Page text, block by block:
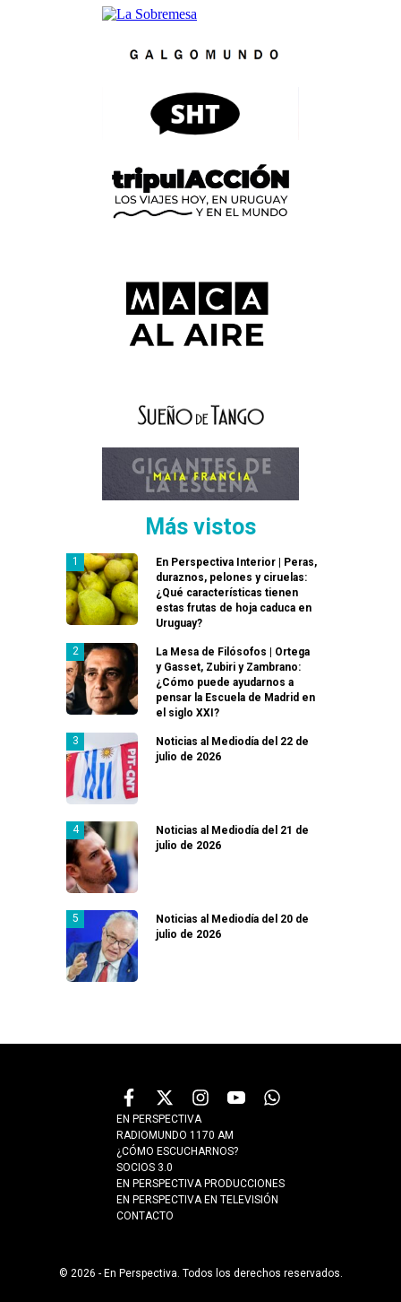
Más vistos
En Perspectiva Interior | Peras,
duraznos, pelones y ciruelas:
¿Qué características tienen
estas frutas de hoja caduca en
Uruguay?
La Mesa de Filósofos | Ortega
y Gasset, Zubiri y Zambrano:
¿Cómo puede ayudarnos a
pensar la Escuela de Madrid en
el siglo XXI?
Noticias al Mediodía del 22 de
julio de 2026
Noticias al Mediodía del 21 de
julio de 2026
Noticias al Mediodía del 20 de
julio de 2026
EN PERSPECTIVA
RADIOMUNDO 1170 AM
¿CÓMO ESCUCHARNOS?
SOCIOS 3.0
EN PERSPECTIVA PRODUCCIONES
EN PERSPECTIVA EN TELEVISIÓN
CONTACTO
© 2026 - En Perspectiva. Todos los derechos reservados.